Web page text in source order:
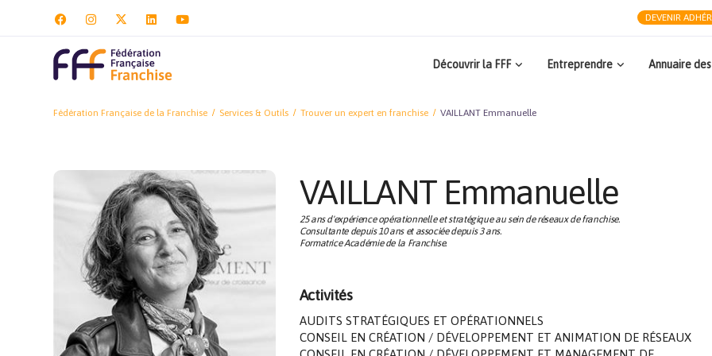
DEVENIR
Découvrir la FFF Entreprendre Annuaire
Fédération Française de la Franchise Services & Outils Trouver un expert en franchise VAILLANT Emmanuelle
VAILLANT Emmanuelle
25 ans d'expérience opérationnelle et stratégique au sein de réseaux de franchise.
Consultante depuis 10 ans et associée depuis 3 ans.
Formatrice Académie de la Franchise.
Activités
AUDITS STRATÉGIQUES ET OPÉRATIONNELS
CONSEIL EN CRÉATION / DÉVELOPPEMENT ET ANIMATION DE RÉSEAUX